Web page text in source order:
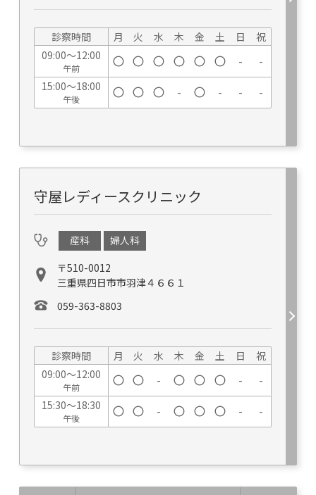
診察時間 月 火 水 木 金 土 日
祝
09:00～12:00
午前 -
-
15:00～18:00
午後 - - - -
守屋レディースクリニック
産科
婦人科
〒510-0012
三重県四日市市羽津４６６１
059-363-8803
診察時間 月 火 水 木 金 土 日
祝
09:00～12:00
午前 - -
-
15:30～18:30
午後 - - -